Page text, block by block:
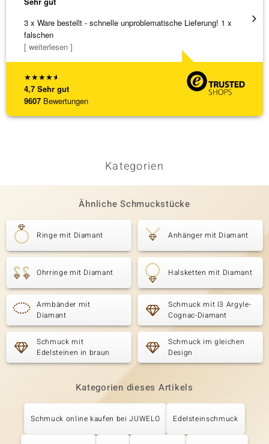
★★★★★
4,7 Sehr gut
9607 Bewertungen
3 x Ware bestellt - schnelle unproblematische Lieferung! 1 x
falschen
[ weiterlesen ]
Kategorien
Ähnliche Schmuckstücke
Ringe mit Diamant Anhänger mit Diamant
Ohrringe mit Diamant Halsketten mit Diamant
Armbänder mit
Diamant
Schmuck mit I3 Argyle-
Cognac-Diamant
Schmuck mit
Edelsteinen in braun
Schmuck im gleichen
Design
Kategorien dieses Artikels
Schmuck online kaufen bei JUWELO Edelsteinschmuck